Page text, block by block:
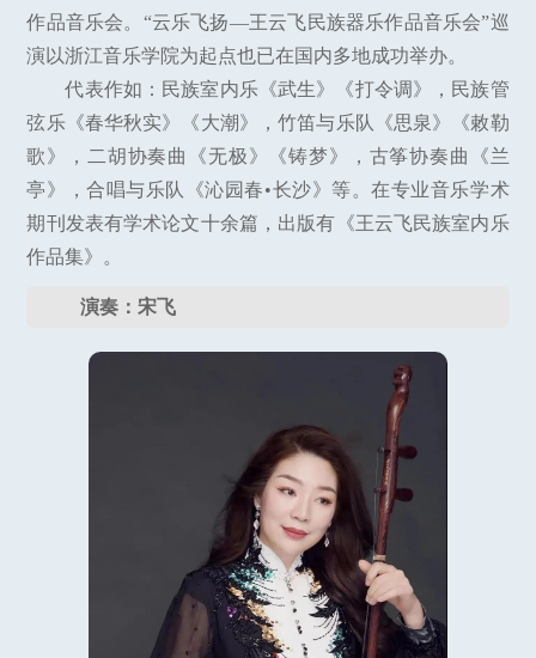
作品音乐会。“云乐飞扬—王云飞民族器乐作品音乐会”巡
演以浙江音乐学院为起点也已在国内多地成功举办。
代表作如：民族室内乐《武生》《打令调》，民族管
弦乐《春华秋实》《大潮》，竹笛与乐队《思泉》《敕勒
歌》，二胡协奏曲《无极》《铸梦》，古筝协奏曲《兰
亭》，合唱与乐队《沁园春•长沙》等。在专业音乐学术
期刊发表有学术论文十余篇，出版有《王云飞民族室内乐
作品集》。
演奏：宋飞